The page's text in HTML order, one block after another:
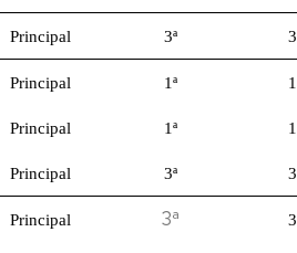
Principal 3ª
Principal 1ª
Principal 1ª
Principal 3ª
Principal 3ª